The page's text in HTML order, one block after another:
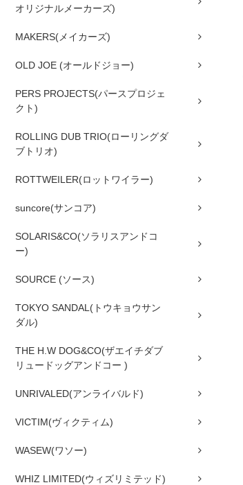
オリジナルメーカーズ)
MAKERS(メイカーズ)
OLD JOE (オールドジョー)
PERS PROJECTS(パースプロジェ
クト)
ROLLING DUB TRIO(ローリングダ
ブトリオ)
ROTTWEILER(ロットワイラー)
suncore(サンコア)
SOLARIS&CO(ソラリスアンドコ
ー)
SOURCE (ソース)
TOKYO SANDAL(トウキョウサン
ダル)
THE H.W DOG&CO(ザエイチダブ
リュードッグアンドコー )
UNRIVALED(アンライバルド)
VICTIM(ヴィクティム)
WASEW(ワソー)
WHIZ LIMITED(ウィズリミテッド)